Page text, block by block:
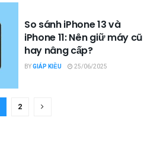
So sánh iPhone 13 và
iPhone 11: Nên giữ máy cũ
hay nâng cấp?
BYGIÁP KIỀU 25/06/2025
2